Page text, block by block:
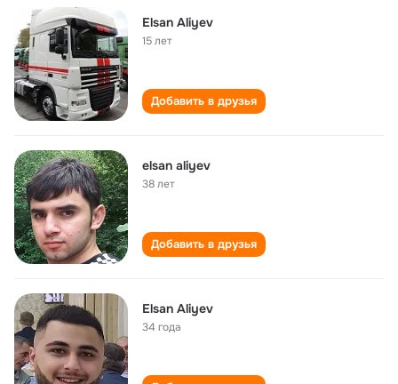
Elsan Aliyev
15 лет
Добавить в друзья
elsan aliyev
38 лет
Добавить в друзья
Elsan Aliyev
34 года